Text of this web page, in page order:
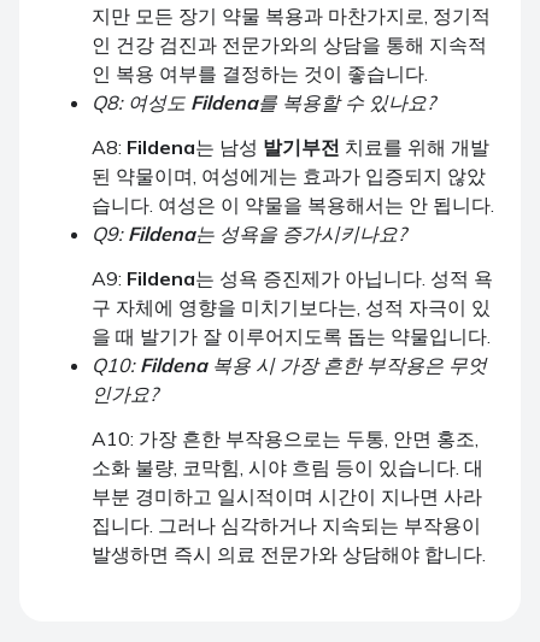
지만 모든 장기 약물 복용과 마찬가지로, 정기적
인 건강 검진과 전문가와의 상담을 통해 지속적
인 복용 여부를 결정하는 것이 좋습니다.
Q8: 여성도 Fildena를 복용할 수 있나요?
A8: Fildena는 남성 발기부전 치료를 위해 개발
된 약물이며, 여성에게는 효과가 입증되지 않았
습니다. 여성은 이 약물을 복용해서는 안 됩니다.
Q9: Fildena는 성욕을 증가시키나요?
A9: Fildena는 성욕 증진제가 아닙니다. 성적 욕
구 자체에 영향을 미치기보다는, 성적 자극이 있
을 때 발기가 잘 이루어지도록 돕는 약물입니다.
Q10: Fildena복용 시 가장 흔한 부작용은 무엇
인가요?
A10: 가장 흔한 부작용으로는 두통, 안면 홍조,
소화 불량, 코막힘, 시야 흐림 등이 있습니다. 대
부분 경미하고 일시적이며 시간이 지나면 사라
집니다. 그러나 심각하거나 지속되는 부작용이
발생하면 즉시 의료 전문가와 상담해야 합니다.